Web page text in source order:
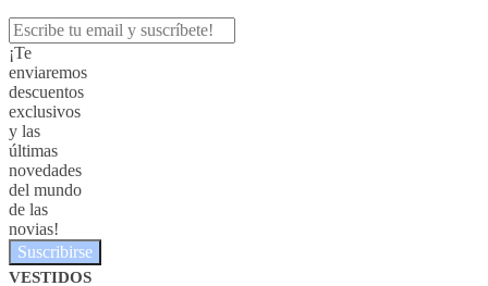
¡Te
enviaremos
descuentos
exclusivos
y las
últimas
novedades
del mundo
de las
novias!
Suscribirse
VESTIDOS